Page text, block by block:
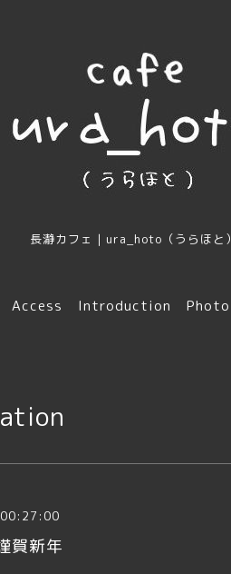
長瀞カフェ｜ura_hoto（うらほと）
Access Introduction Photo
賀新年